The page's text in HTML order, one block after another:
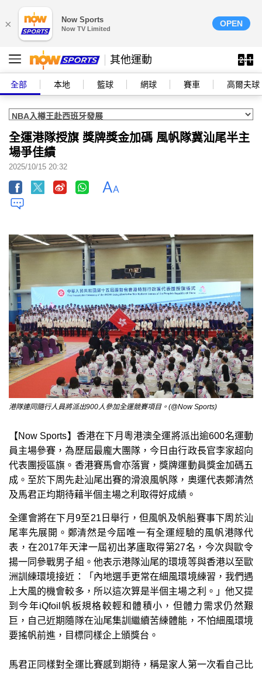
× Now Sports
Now TV Limited
OPEN
其他運動
全部 本地 籃球 網球 賽車 高爾夫球
全運港隊授旗 獎牌獎金加碼 風帆隊冀汕尾半主
場爭佳績
2025/10/15 20:32
港隊連同隨行人員將派出900人參加全運競賽項目。(@Now Sports)
【Now Sports】香港在下月粵港澳全運將派出逾600名運動
員主場參賽，為歷屆最龐大團隊，今日由行政長官李家超向
代表團授區旗。香港賽馬會亦落實，獎牌運動員獎金加碼五
成。至於下周先赴汕尾出賽的滑浪風帆隊，奧運代表鄭清然
及馬君正均期待藉半個主場之利取得好成績。
全運會將在下月9至21日舉行，但風帆及帆船賽事下周於汕
尾率先展開。鄭清然是今屆唯一有全運經驗的風帆港隊代
表，在2017年天津一屆初出茅廬取得第27名，今次與歐令
揚一同參戰男子組。他表示港隊汕尾的環境等與香港以至歐
洲訓練環境接近：「內地選手更常在細風環境練習，我們遇
上大風的機會較多，所以這次算是半個主場之利。」他又提
到今年iQfoil帆板規格較輕和體積小，但體力需求仍然艱
巨，自己近期隨隊在汕尾集訓繼續苦練體能，不怕細風環境
要搖帆前進，目標同樣企上頒獎台。
馬君正同樣對全運比賽感到期待，稱是家人第一次看自己比